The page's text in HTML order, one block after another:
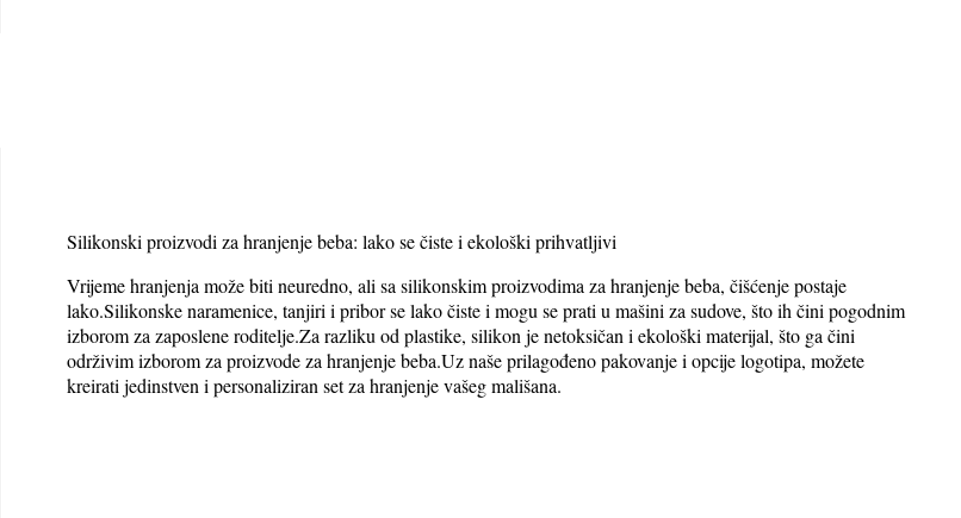
Silikonski proizvodi za hranjenje beba: lako se čiste i ekološki prihvatljivi
Vrijeme hranjenja može biti neuredno, ali sa silikonskim proizvodima za hranjenje beba, čišćenje postaje
lako.Silikonske naramenice, tanjiri i pribor se lako čiste i mogu se prati u mašini za sudove, što ih čini pogodnim
izborom za zaposlene roditelje.Za razliku od plastike, silikon je netoksičan i ekološki materijal, što ga čini
održivim izborom za proizvode za hranjenje beba.Uz naše prilagođeno pakovanje i opcije logotipa, možete
kreirati jedinstven i personaliziran set za hranjenje vašeg mališana.